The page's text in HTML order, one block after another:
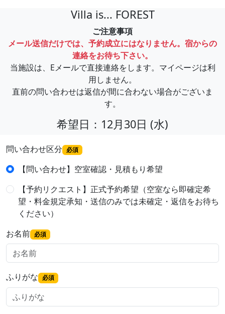
Villa is... FOREST
ご注意事項
メール送信だけでは、予約成立にはなりません。宿からの
連絡をお待ち下さい。
当施設は、Eメールで直接連絡をします。マイページは利
用しません。
直前の問い合わせは返信が間に合わない場合がございま
す。
希望日：12月30日 (水)
問い合わせ区分 必須
【問い合わせ】空室確認・見積もり希望
【予約リクエスト】正式予約希望（空室なら即確定希
望・料金規定承知・送信のみでは未確定・返信をお待ち
ください）
お名前 必須
ふりがな 必須